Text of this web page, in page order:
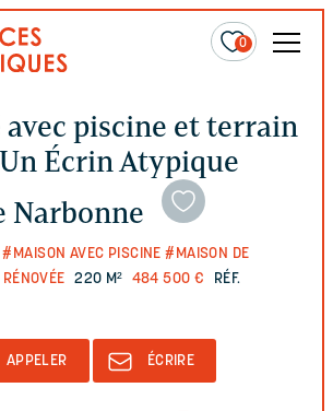
0
piscine et terrain
Écrin Atypique
Narbonne
#MAISON AVEC PISCINE #MAISON DE
220 M² 484 500 €
RÉF.
APPELER ÉCRIRE